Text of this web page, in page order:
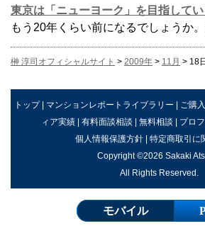
東京は「ニューヨーク」を目指して
もう20年くらい前になるでしょうか
榊 淳司オフィシャルサイト > 2009年 > 11月 > 18
トップ| マンションレポートライブラリー | ご購
ィア実績| 有料面談相談 | 無料相談 | プロ
個人情報保護方針| 特定商取引に
Copyright ©2026 Sakaki
All Rights Reserved.
モバイル